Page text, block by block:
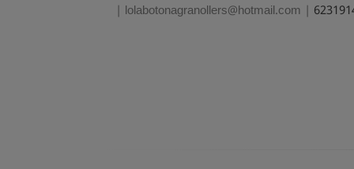
| lolabotonagranollers@hotmail.com |